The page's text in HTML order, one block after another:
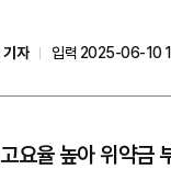
기자
입력 2025-06-10
요율 높아 위약금